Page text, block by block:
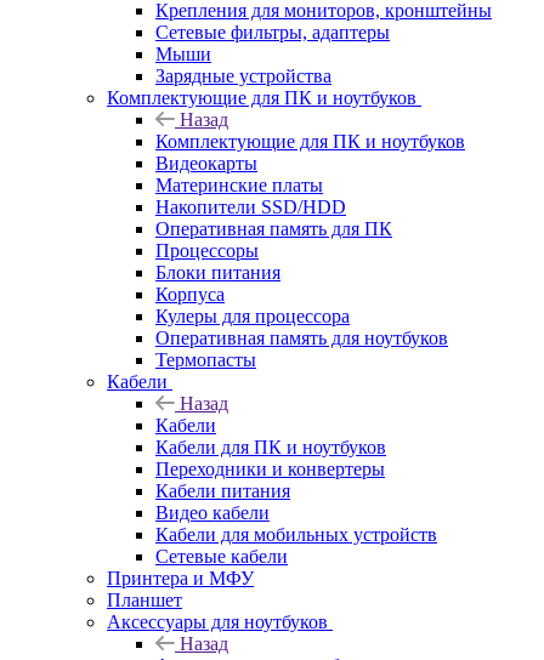
Крепления для мониторов, кронштейны
Сетевые фильтры, адаптеры
Мыши
Зарядные устройства
Комплектующие для ПК и ноутбуков
Назад
Комплектующие для ПК и ноутбуков
Видеокарты
Материнские платы
Накопители SSD/HDD
Оперативная память для ПК
Процессоры
Блоки питания
Корпуса
Кулеры для процессора
Оперативная память для ноутбуков
Термопасты
Кабели
Назад
Кабели
Кабели для ПК и ноутбуков
Переходники и конвертеры
Кабели питания
Видео кабели
Кабели для мобильных устройств
Сетевые кабели
Принтера и МФУ
Планшет
Аксессуары для ноутбуков
Назад